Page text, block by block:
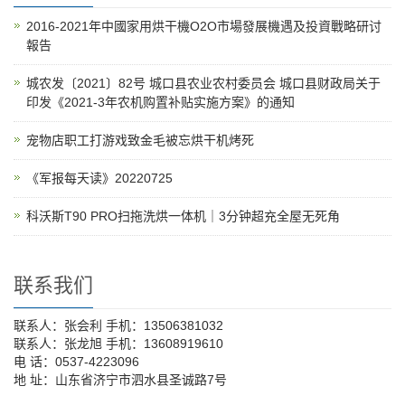
2016-2021年中國家用烘干機O2O市場發展機遇及投資戰略研讨
報告
城农发〔2021〕82号 城口县农业农村委员会 城口县财政局关于
印发《2021-3年农机购置补贴实施方案》的通知
宠物店职工打游戏致金毛被忘烘干机烤死
《军报每天读》20220725
科沃斯T90 PRO扫拖洗烘一体机｜3分钟超充全屋无死角
联系我们
联系人：张会利 手机：13506381032
联系人：张龙旭 手机：13608919610
电 话：0537-4223096
地 址：山东省济宁市泗水县圣诚路7号